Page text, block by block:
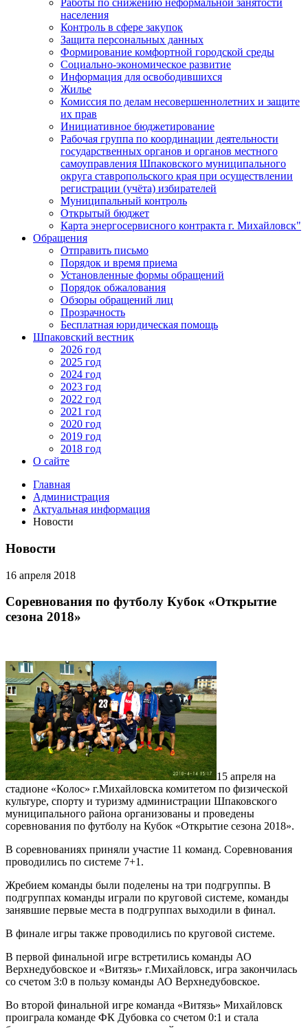
Работы по снижению неформальной занятости
населения
Контроль в сфере закупок
Защита персональных данных
Формирование комфортной городской среды
Социально-экономическое развитие
Информация для освободившихся
Жилье
Комиссия по делам несовершеннолетних и защите
их прав
Инициативное бюджетирование
Рабочая группа по координации деятельности
государственных органов и органов местного
самоуправления Шпаковского муниципального
округа ставропольского края при осуществлении
регистрации (учёта) избирателей
Муниципальный контроль
Открытый бюджет
Карта энергосервисного контракта г. Михайловск"
Обращения
Отправить письмо
Порядок и время приема
Установленные формы обращений
Порядок обжалования
Обзоры обращений лиц
Прозрачность
Бесплатная юридическая помощь
Шпаковский вестник
2026 год
2025 год
2024 год
2023 год
2022 год
2021 год
2020 год
2019 год
2018 год
О сайте
Главная
Администрация
Актуальная информация
Новости
Новости
16 апреля 2018
Соревнования по футболу Кубок «Открытие
сезона 2018»
15 апреля на
стадионе «Колос» г.Михайловска комитетом по физической
культуре, спорту и туризму администрации Шпаковского
муниципального района организованы и проведены
соревнования по футболу на Кубок «Открытие сезона 2018».
В соревнованиях приняли участие 11 команд. Соревнования
проводились по системе 7+1.
Жребием команды были поделены на три подгруппы. В
подгруппах команды играли по круговой системе, команды
занявшие первые места в подгруппах выходили в финал.
В финале игры также проводились по круговой системе.
В первой финальной игре встретились команды АО
Верхнедубовское и «Витязь» г.Михайловск, игра закончилась
со счетом 3:0 в пользу команды АО Верхнедубовское.
Во второй финальной игре команда «Витязь» Михайловск
проиграла команде ФК Дубовка со счетом 0:1 и стала